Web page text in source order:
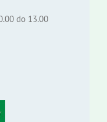
do 13.00